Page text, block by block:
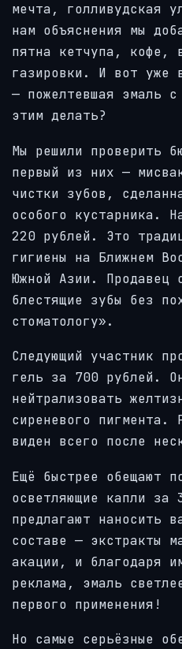
мечта, голливудская
нам объяснения мы
пятна кетчупа, кофе,
газировки. И вот уже
— пожелтевшая эмаль
этим делать?
Мы решили проверить
первый из них —
чистки зубов,
особого кустарника.
220 рублей. Это
гигиены на Ближнем
Южной Азии. Продавец
блестящие зубы без
стоматологу».
Следующий участник
гель за 700 рублей.
нейтрализовать
сиреневого пигмента.
виден всего после
Ещё быстрее обещают
осветляющие капли за
предлагают наносить
составе — экстракты
акации, и благодаря
реклама, эмаль
первого применения!
Но самые серьёзные